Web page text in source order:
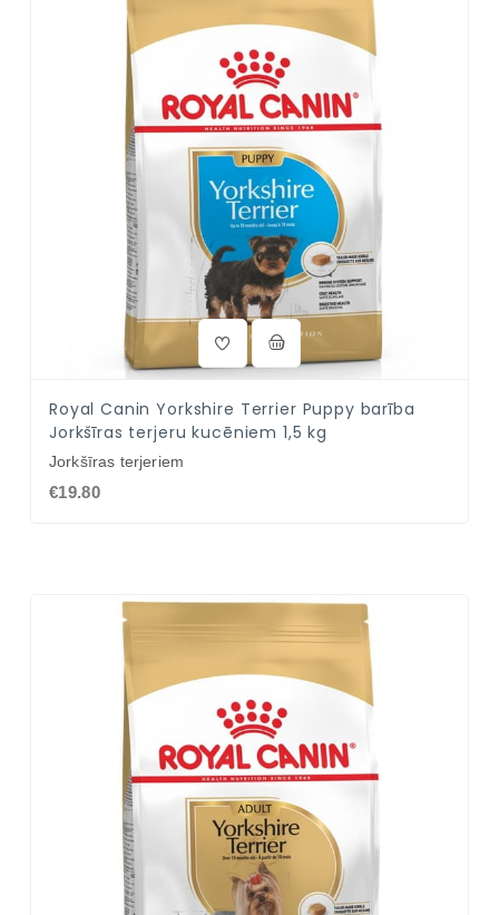
Royal Canin Yorkshire Terrier Puppy barība
Jorkšīras terjeru kucēniem 1,5 kg
Jorkšīras terjeriem
€19.80